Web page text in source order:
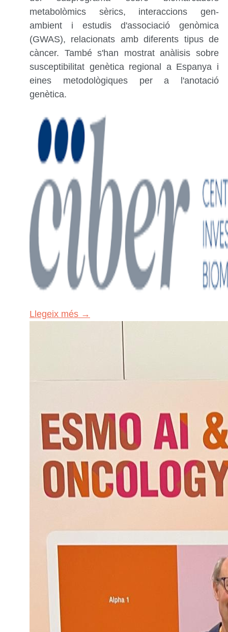
metabolòmics sèrics, interaccions gen-
ambient i estudis d'associació genòmica
(GWAS), relacionats amb diferents tipus de
càncer. També s'han mostrat anàlisis sobre
susceptibilitat genètica regional a Espanya i
eines metodològiques per a l'anotació
genètica.
Llegeix més →